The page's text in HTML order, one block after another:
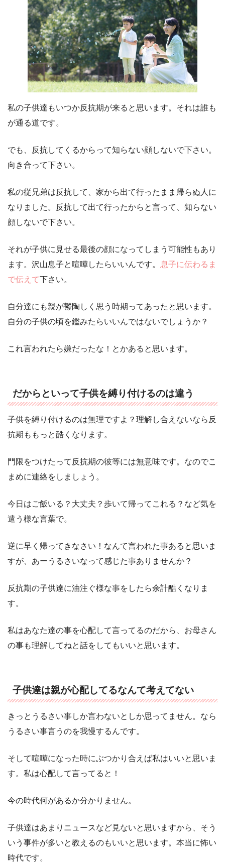
私の子供達もいつか反抗期が来ると思います。それは誰も
が通る道です。
でも、反抗してくるからって知らない顔しないで下さい。
向き合って下さい。
私の従兄弟は反抗して、家から出て行ったまま帰らぬ人に
なりました。反抗して出て行ったからと言って、知らない
顔しないで下さい。
それが子供に見せる最後の顔になってしまう可能性もあり
ます。沢山息子と喧嘩したらいいんです。 息子に伝わるま
で伝えて下さい。
自分達にも親が鬱陶しく思う時期ってあったと思います。
自分の子供の頃を鑑みたらいいんではないでしょうか？
これ言われたら嫌だったな！とかあると思います。
だからといって子供を縛り付けるのは違う
子供を縛り付けるのは無理ですよ？理解し合えないなら反
抗期ももっと酷くなります。
門限をつけたって反抗期の彼等には無意味です。なのでこ
まめに連絡をしましょう。
今日はご飯いる？大丈夫？歩いて帰ってこれる？など気を
遣う様な言葉で。
逆に早く帰ってきなさい！なんて言われた事あると思いま
すが、あーうるさいなって感じた事ありませんか？
反抗期の子供達に油注ぐ様な事をしたら余計酷くなりま
す。
私はあなた達の事を心配して言ってるのだから、お母さん
の事も理解してねと話をしてもいいと思います。
子供達は親が心配してるなんて考えてない
きっとうるさい事しか言わないとしか思ってません。なら
うるさい事言うのを我慢するんです。
そして喧嘩になった時にぶつかり合えば私はいいと思いま
す。私は心配して言ってると！
今の時代何があるか分かりません。
子供達はあまりニュースなど見ないと思いますから、そう
いう事件が多いと教えるのもいいと思います。本当に怖い
時代です。